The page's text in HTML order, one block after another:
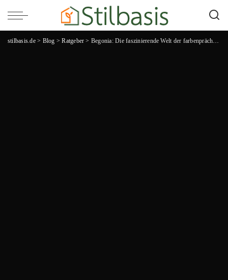
stilbasis.de> Blog >Ratgeber > Begonia: Die faszinierende Welt der farbenprächtigen Pflanzen